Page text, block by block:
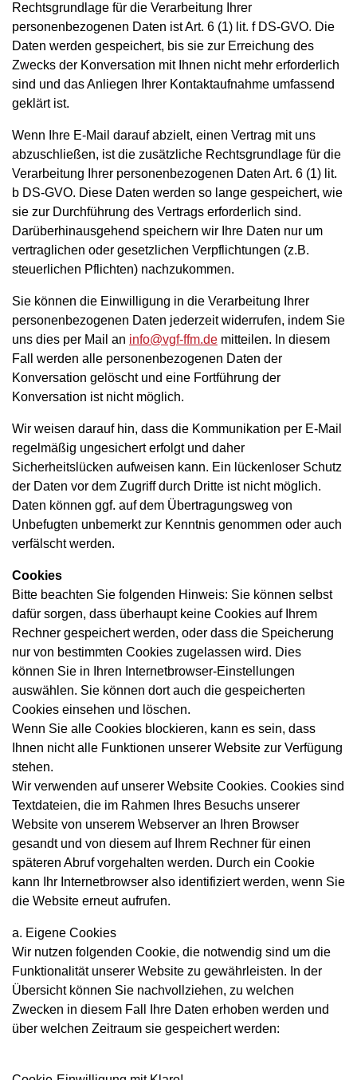
Rechtsgrundlage für die Verarbeitung Ihrer
personenbezogenen Daten ist Art. 6 (1) lit. f DS-GVO. Die
Daten werden gespeichert, bis sie zur Erreichung des
Zwecks der Konversation mit Ihnen nicht mehr erforderlich
sind und das Anliegen Ihrer Kontaktaufnahme umfassend
geklärt ist.
Wenn Ihre E-Mail darauf abzielt, einen Vertrag mit uns
abzuschließen, ist die zusätzliche Rechtsgrundlage für die
Verarbeitung Ihrer personenbezogenen Daten Art. 6 (1) lit.
b DS-GVO. Diese Daten werden so lange gespeichert, wie
sie zur Durchführung des Vertrags erforderlich sind.
Darüberhinausgehend speichern wir Ihre Daten nur um
vertraglichen oder gesetzlichen Verpflichtungen (z.B.
steuerlichen Pflichten) nachzukommen.
Sie können die Einwilligung in die Verarbeitung Ihrer
personenbezogenen Daten jederzeit widerrufen, indem Sie
uns dies per Mail an info@vgf-ffm.de mitteilen. In diesem
Fall werden alle personenbezogenen Daten der
Konversation gelöscht und eine Fortführung der
Konversation ist nicht möglich.
Wir weisen darauf hin, dass die Kommunikation per E-Mail
regelmäßig ungesichert erfolgt und daher
Sicherheitslücken aufweisen kann. Ein lückenloser Schutz
der Daten vor dem Zugriff durch Dritte ist nicht möglich.
Daten können ggf. auf dem Übertragungsweg von
Unbefugten unbemerkt zur Kenntnis genommen oder auch
verfälscht werden.
Cookies
Bitte beachten Sie folgenden Hinweis: Sie können selbst
dafür sorgen, dass überhaupt keine Cookies auf Ihrem
Rechner gespeichert werden, oder dass die Speicherung
nur von bestimmten Cookies zugelassen wird. Dies
können Sie in Ihren Internetbrowser-Einstellungen
auswählen. Sie können dort auch die gespeicherten
Cookies einsehen und löschen.
Wenn Sie alle Cookies blockieren, kann es sein, dass
Ihnen nicht alle Funktionen unserer Website zur Verfügung
stehen.
Wir verwenden auf unserer Website Cookies. Cookies sind
Textdateien, die im Rahmen Ihres Besuchs unserer
Website von unserem Webserver an Ihren Browser
gesandt und von diesem auf Ihrem Rechner für einen
späteren Abruf vorgehalten werden. Durch ein Cookie
kann Ihr Internetbrowser also identifiziert werden, wenn Sie
die Website erneut aufrufen.
a. Eigene Cookies
Wir nutzen folgenden Cookie, die notwendig sind um die
Funktionalität unserer Website zu gewährleisten. In der
Übersicht können Sie nachvollziehen, zu welchen
Zwecken in diesem Fall Ihre Daten erhoben werden und
über welchen Zeitraum sie gespeichert werden: